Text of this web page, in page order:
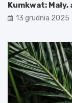
Kumkwat:
13 grudnia 2025